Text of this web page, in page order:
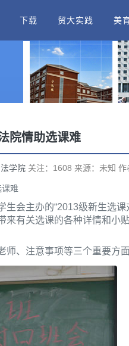
下载 贸大实践 美
院情助选课难
法学院 关注：1608 来源：未知
课难
会主办的“2013级新生选课
有关选课的各种详情和小
、注意事项等三个重要方面